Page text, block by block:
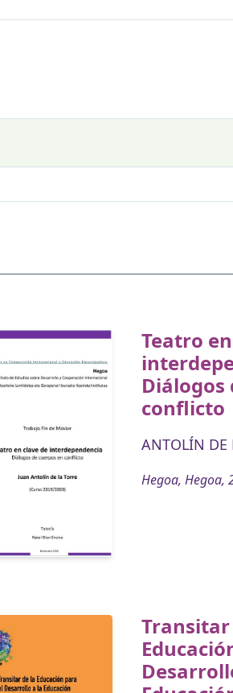
Teatro
Diálogos
conflicto
ANTOLÍN DE
Hegoa, Hegoa,
Transitar